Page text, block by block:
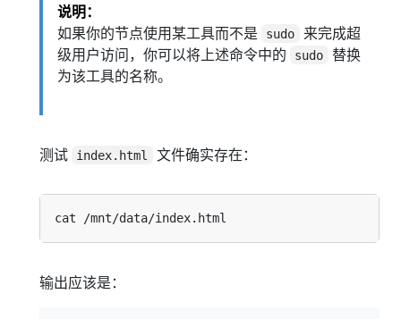
说明：
如果你的节点使用某工具而不是
sudo
来完成超
级用户访问，你可以将上述命令中的
sudo
替换
为该工具的名称。
测试 index.html 文件确实存在：
输出应该是：